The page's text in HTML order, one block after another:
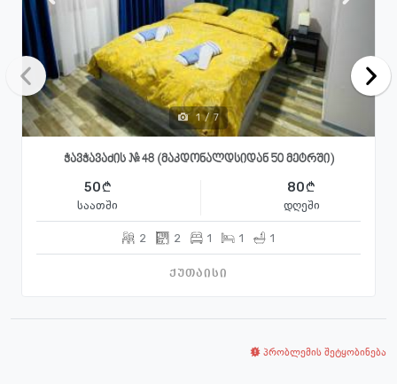
1 / 7
ჭავჭავაძის # 48 (მაკდონალდსიდან 50 მეტრში)
50
საათში
80
დღეში
2 2 1 1 1
ქუთაისი
პრობლემის შეტყობინება